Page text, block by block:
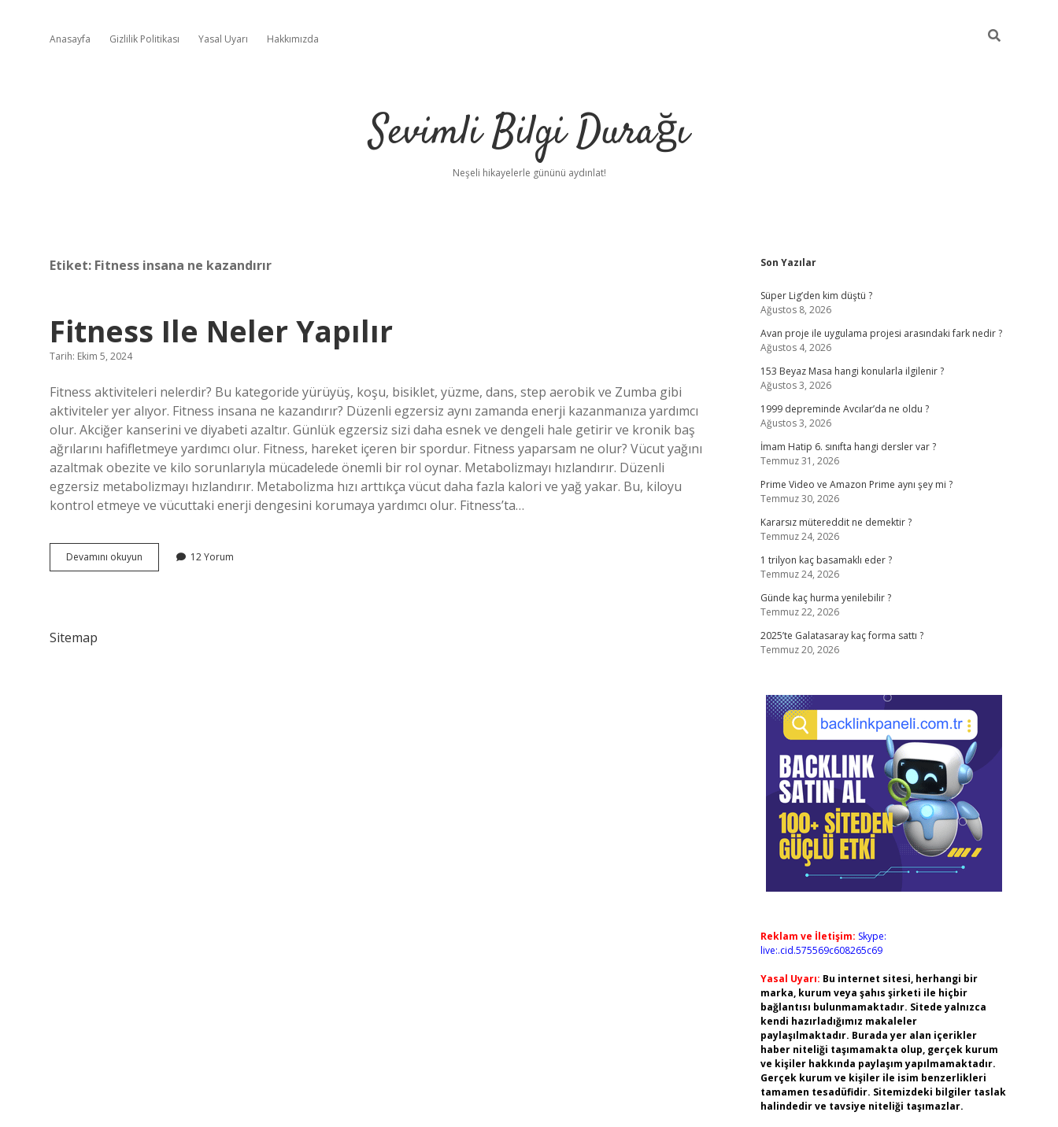
Anasayfa Gizlilik Politikası Yasal Uyarı Hakkımızda
Sevimli Bilgi Durağı
Neşeli hikayelerle gününü aydınlat!
Etiket: Fitness insana ne kazandırır
Fitness Ile Neler Yapılır
Tarih: Ekim 5, 2024
Fitness aktiviteleri nelerdir? Bu kategoride yürüyüş, koşu, bisiklet, yüzme, dans, step aerobik ve Zumba gibi
aktiviteler yer alıyor. Fitness insana ne kazandırır? Düzenli egzersiz aynı zamanda enerji kazanmanıza yardımcı
olur. Akciğer kanserini ve diyabeti azaltır. Günlük egzersiz sizi daha esnek ve dengeli hale getirir ve kronik baş
ağrılarını hafifletmeye yardımcı olur. Fitness, hareket içeren bir spordur. Fitness yaparsam ne olur? Vücut yağını
azaltmak obezite ve kilo sorunlarıyla mücadelede önemli bir rol oynar. Metabolizmayı hızlandırır. Düzenli
egzersiz metabolizmayı hızlandırır. Metabolizma hızı arttıkça vücut daha fazla kalori ve yağ yakar. Bu, kiloyu
kontrol etmeye ve vücuttaki enerji dengesini korumaya yardımcı olur. Fitness’ta…
Devamını okuyun
Ile
12 Yorum
Sitemap
Sidebar
Son Yazılar
Süper Lig’den kim düştü ?
Ağustos 8, 2026
Avan proje ile uygulama projesi arasındaki fark nedir ?
Ağustos 4, 2026
153 Beyaz Masa hangi konularla ilgilenir ?
Ağustos 3, 2026
1999 depreminde Avcılar’da ne oldu ?
Ağustos 3, 2026
İmam Hatip 6. sınıfta hangi dersler var ?
Temmuz 31, 2026
Prime Video ve Amazon Prime aynı şey mi ?
Temmuz 30, 2026
Kararsız mütereddit ne demektir ?
Temmuz 24, 2026
1 trilyon kaç basamaklı eder ?
Temmuz 24, 2026
Günde kaç hurma yenilebilir ?
Temmuz 22, 2026
2025’te Galatasaray kaç forma sattı ?
Temmuz 20, 2026
Reklam ve İletişim: Skype:
live:.cid.575569c608265c69
Yasal Uyarı: Bu internet sitesi, herhangi bir
marka, kurum veya şahıs şirketi ile hiçbir
bağlantısı bulunmamaktadır. Sitede yalnızca
kendi hazırladığımız makaleler
paylaşılmaktadır. Burada yer alan içerikler
haber niteliği taşımamakta olup, gerçek kurum
ve kişiler hakkında paylaşım yapılmamaktadır.
Gerçek kurum ve kişiler ile isim benzerlikleri
tamamen tesadüfidir. Sitemizdeki bilgiler taslak
halindedir ve tavsiye niteliği taşımazlar.